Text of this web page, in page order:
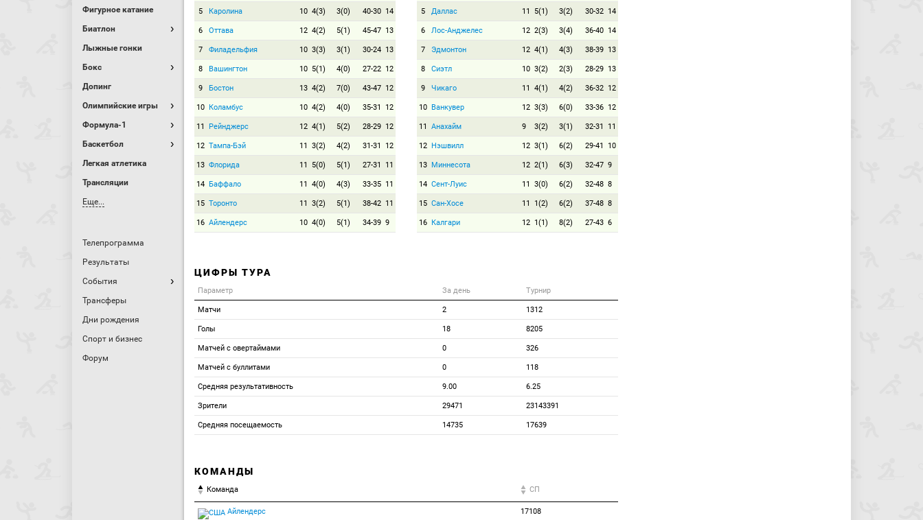
Фигурное катание
Биатлон
Лыжные гонки
Бокс
Допинг
Олимпийские игры
Формула-1
Баскетбол
Легкая атлетика
Трансляции
Еще...
Телепрограмма
Результаты
События
Трансферы
Дни рождения
Спорт и бизнес
Форум
5 Каролина 10 4(3) 3(0) 40-30 14
6 Оттава 12 4(2) 5(1) 45-47 13
7 Филадельфия 10 3(3) 3(1) 30-24 13
8 Вашингтон 10 5(1) 4(0) 27-22 12
9 Бостон 13 4(2) 7(0) 43-47 12
10 Коламбус 10 4(2) 4(0) 35-31 12
11 Рейнджерс 12 4(1) 5(2) 28-29 12
12 Тампа-Бэй 11 3(2) 4(2) 31-31 12
13 Флорида 11 5(0) 5(1) 27-31 11
14 Баффало 11 4(0) 4(3) 33-35 11
15 Торонто 11 3(2) 5(1) 38-42 11
16 Айлендерс 10 4(0) 5(1) 34-39 9
5 Даллас 11 5(1) 3(2) 30-32 14
6 Лос-Анджелес 12 2(3) 3(4) 36-40 14
7 Эдмонтон 12 4(1) 4(3) 38-39 13
8 Сиэтл 10 3(2) 2(3) 28-29 13
9 Чикаго 11 4(1) 4(2) 36-32 12
10 Ванкувер 12 3(3) 6(0) 33-36 12
11 Анахайм 9 3(2) 3(1) 32-31 11
12 Нэшвилл 12 3(1) 6(2) 29-41 10
13 Миннесота 12 2(1) 6(3) 32-47 9
14 Сент-Луис 11 3(0) 6(2) 32-48 8
15 Сан-Хосе 11 1(2) 6(2) 37-48 8
16 Калгари 12 1(1) 8(2) 27-43 6
ЦИФРЫ ТУРА
Параметр За день Турнир
Матчи 2 1312
Голы 18 8205
Матчей с овертаймами 0 326
Матчей с буллитами 0 118
Средняя результативность 9.00 6.25
Зрители 29471 23143391
Средняя посещаемость 14735 17639
КОМАНДЫ
Команда СП
Айлендерс 17108